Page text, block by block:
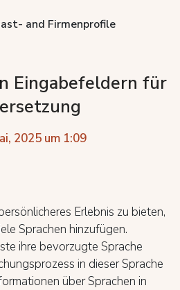
and Firmenprofile
Eingabefeldern für
2025 um 1:09
Erlebnis zu bieten,
Sprachen hinzufügen.
ihre bevorzugte Sprache
in dieser Sprache
über Sprachen in